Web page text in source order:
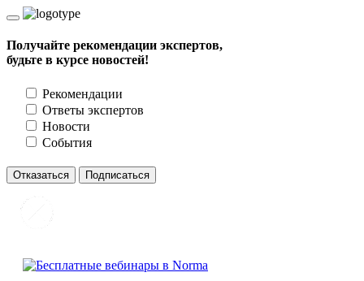
Получайте рекомендации экспертов,
будьте в курсе новостей!
Рекомендации
Ответы экспертов
Новости
События
Отказаться Подписаться